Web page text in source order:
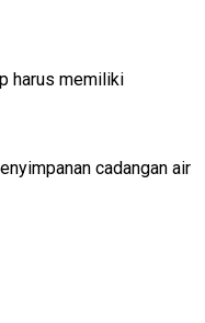
harus memiliki
cadangan air